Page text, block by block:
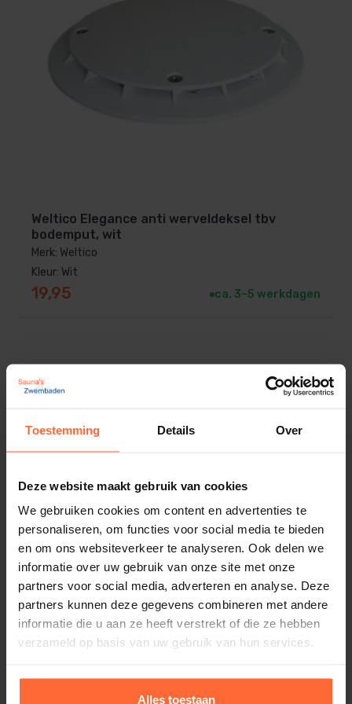
Toestemming Details Over
Deze website maakt gebruik van cookies
We gebruiken cookies om content en advertenties te
personaliseren, om functies voor social media te bieden
en om ons websiteverkeer te analyseren. Ook delen we
informatie over uw gebruik van onze site met onze
partners voor social media, adverteren en analyse. Deze
partners kunnen deze gegevens combineren met andere
informatie die u aan ze heeft verstrekt of die ze hebben
verzameld op basis van uw gebruik van hun services.
Alles toestaan
Weltico Elegance anti werveldeksel tbv
bodemput, wit
Merk: Weltico
Kleur: Wit
19,95 ca. 3–5 werkdagen
Productinformatie
Weltico Elegance anti
werveldeksel tbv bodemput, licht
Dit licht grijze deksel is passend op deSW-0123067
Geschikt voor zowel betonnen als folie zwembaden.
De bodemput in combinatie met dit deksel is te
gebruiken als afzuiging, danwel voor return, denk
aan overloopzwembaden.
Bestel voor deze bodemputdeksel ook de
Lees meer
Technische specificaties